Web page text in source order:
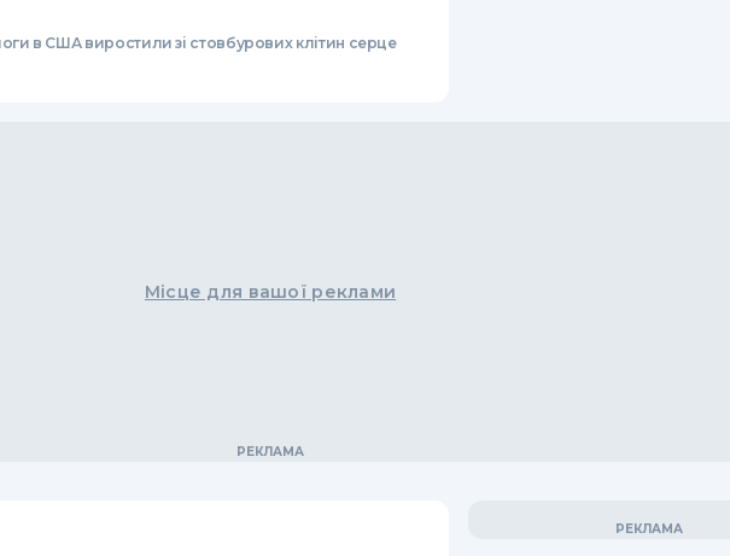
в США виростили зі стовбурових клітин серце
Місце для вашої реклами